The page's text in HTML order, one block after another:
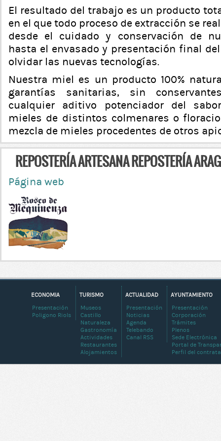
El resultado del trabajo es un producto
en el que todo proceso de extracción se
desde el cuidado y conservación de
hasta el envasado y presentación final
olvidar las nuevas tecnologías.
Nuestra miel es un producto 100%
garantías sanitarias, sin
cualquier aditivo potenciador del
mieles de distintos colmenares o
mezcla de mieles procedentes de otros
REPOSTERÍA ARTESANA REPOSTERÍA
Página web
AYUNTAMIENTO
Presentación
Corporación
Trámites
Plenos
Sede Electrónica
Portal de
Perfil del
ACTUALIDAD
Presentación
Noticias
Agenda
Telebando
Canal RSS
TURISMO
Museos
Castillo
Naturaleza
Gastronomía
Actividades
Restaurantes
Alojamientos
ECONOMIA
Presentación
Poligono Riols